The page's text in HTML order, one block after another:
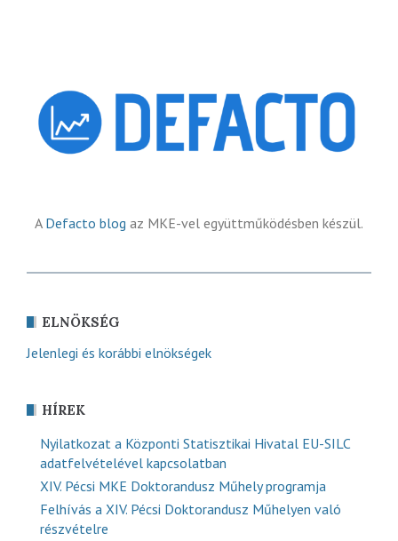
A Defacto blog az MKE-vel együttműködésben készül.
ELNÖKSÉG
Jelenlegi és korábbi elnökségek
HÍREK
Nyilatkozat a Központi Statisztikai Hivatal EU-SILC
adatfelvételével kapcsolatban
XIV. Pécsi MKE Doktorandusz Műhely programja
Felhívás a XIV. Pécsi Doktorandusz Műhelyen való
részvételre